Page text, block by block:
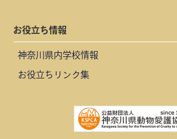
お役立ち情報
神奈川県内学校情報
お役立ちリンク集